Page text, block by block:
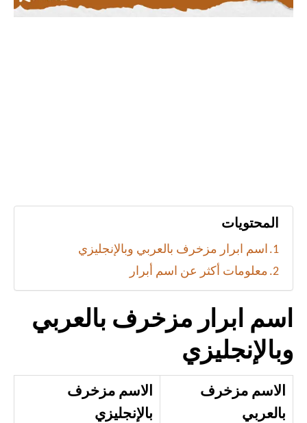
المحتويات
اسم ابرار مزخرف بالعربي وبالإنجليزي
معلومات أكثر عن اسم أبرار
اسم ابرار مزخرف بالعربي
وبالإنجليزي
الاسم مزخرف
بالعربي
الاسم مزخرف
بالإنجليزي